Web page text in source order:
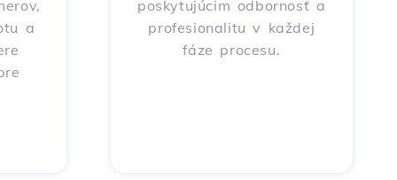
a
poskytujúcim odbornosť a
profesionalitu v každej
fáze procesu.